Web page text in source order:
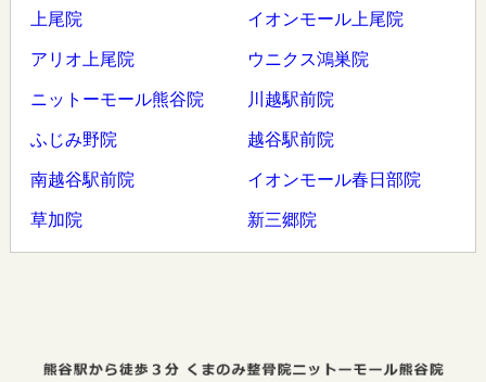
上尾院 イオンモール上尾院
アリオ上尾院 ウニクス鴻巣院
ニットーモール熊谷院 川越駅前院
ふじみ野院 越谷駅前院
南越谷駅前院 イオンモール春日部院
草加院 新三郷院